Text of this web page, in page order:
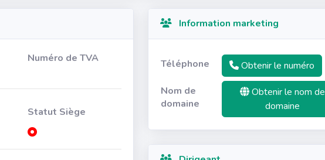
Numéro de TVA
Statut Siège
Information marketing
Téléphone
Obtenir le numéro
Nom de
domaine
Obtenir le nom de
domaine